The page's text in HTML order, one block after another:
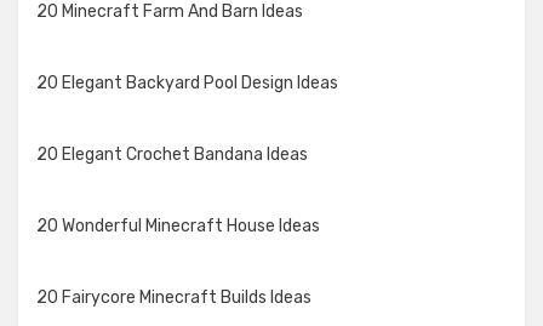
20 Minecraft Farm And Barn Ideas
20 Elegant Backyard Pool Design Ideas
20 Elegant Crochet Bandana Ideas
20 Wonderful Minecraft House Ideas
20 Fairycore Minecraft Builds Ideas